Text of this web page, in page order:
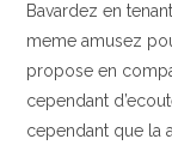
Bavardez en tenant
meme amusez
propose en
cependant
cependant que la